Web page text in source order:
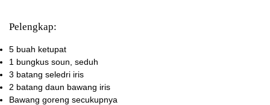
Pelengkap:
5 buah ketupat
1 bungkus soun, seduh
3 batang seledri iris
2 batang daun bawang iris
Bawang goreng secukupnya